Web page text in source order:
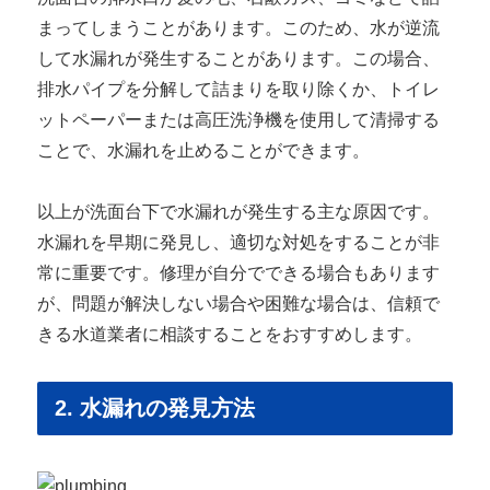
まってしまうことがあります。このため、水が逆流
して水漏れが発生することがあります。この場合、
排水パイプを分解して詰まりを取り除くか、トイレ
ットペーパーまたは高圧洗浄機を使用して清掃する
ことで、水漏れを止めることができます。
以上が洗面台下で水漏れが発生する主な原因です。
水漏れを早期に発見し、適切な対処をすることが非
常に重要です。修理が自分でできる場合もあります
が、問題が解決しない場合や困難な場合は、信頼で
きる水道業者に相談することをおすすめします。
2. 水漏れの発見方法